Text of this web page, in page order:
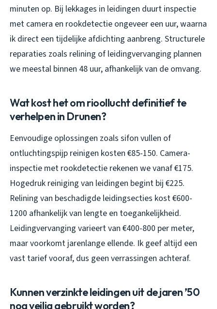
minuten op. Bij lekkages in leidingen duurt inspectie
met camera en rookdetectie ongeveer een uur, waarna
ik direct een tijdelijke afdichting aanbreng. Structurele
reparaties zoals relining of leidingvervanging plannen
we meestal binnen 48 uur, afhankelijk van de omvang.
Wat kost het om rioollucht definitief te
verhelpen in Drunen?
Eenvoudige oplossingen zoals sifon vullen of
ontluchtingspijp reinigen kosten €85-150. Camera-
inspectie met rookdetectie rekenen we vanaf €175.
Hogedruk reiniging van leidingen begint bij €225.
Relining van beschadigde leidingsecties kost €600-
1200 afhankelijk van lengte en toegankelijkheid.
Leidingvervanging varieert van €400-800 per meter,
maar voorkomt jarenlange ellende. Ik geef altijd een
vast tarief vooraf, dus geen verrassingen achteraf.
Kunnen verzinkte leidingen uit de jaren ’50
nog veilig gebruikt worden?